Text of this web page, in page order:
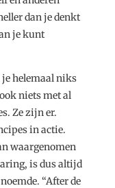
dan je denkt
je kunt
je helemaal niks
niets met al
Ze zijn er.
in actie.
waargenomen
is dus altijd
“After de